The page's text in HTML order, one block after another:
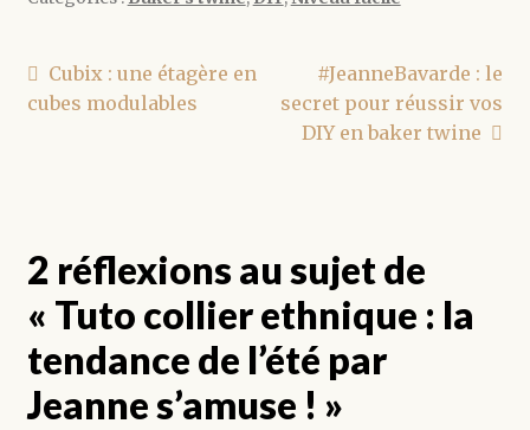
Navigation
de
Article
précédent :
Cubix : une étagère en
cubes modulables
Article
suivant :
#JeanneBavarde : le
secret pour réussir vos
DIY en baker twine
2 réflexions au sujet de
« Tuto collier ethnique : la
tendance de l’été par
Jeanne s’amuse ! »